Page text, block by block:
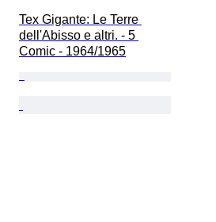
Tex Gigante: Le Terre
dell'Abisso e altri. - 5
Comic - 1964/1965